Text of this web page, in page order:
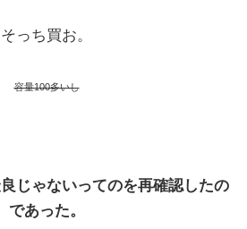
そっち買お。
容量100多いし
じゃないってのを再確認したの
であった。